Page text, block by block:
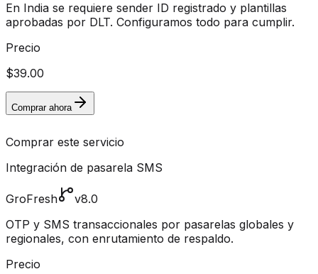
En India se requiere sender ID registrado y plantillas
aprobadas por DLT. Configuramos todo para cumplir.
Precio
$39.00
Comprar ahora
Comprar este servicio
Integración de pasarela SMS
GroFresh
v8.0
OTP y SMS transaccionales por pasarelas globales y
regionales, con enrutamiento de respaldo.
Precio